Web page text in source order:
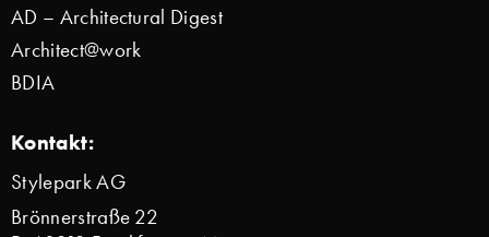
AD – Architectural Digest
Architect@work
BDIA
Kontakt:
Stylepark AG
Brönnerstraße 22